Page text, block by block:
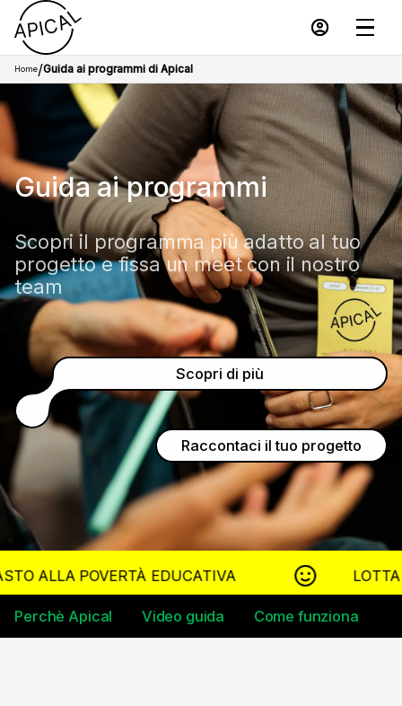
Home/Guida ai programmi di Apical
Guida ai programmi
Scopri il programma più adatto al tuo
progetto e fissa un meet con il nostro
team
Scopri di più
Raccontaci il tuo progetto
EDUCATIVA LOTTA ALLA CRISI
Perchè Apical Video guida Come funziona